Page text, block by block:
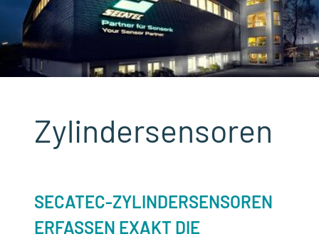
Zylindersensoren
SECATEC-ZYLINDERSENSOREN
ERFASSEN EXAKT DIE